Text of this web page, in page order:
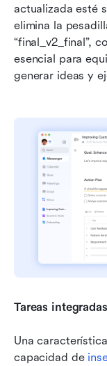
actualizada esté
elimina la
“final_v2_final”,
esencial para
generar ideas y
Tareas
Una
capacidad de